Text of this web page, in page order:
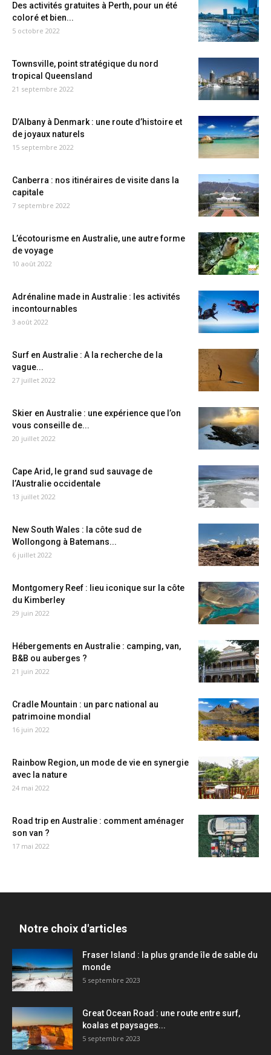
Des activités gratuites à Perth, pour un été
coloré et bien...
5 octobre 2022
Townsville, point stratégique du nord
tropical Queensland
21 septembre 2022
D’Albany à Denmark : une route d’histoire et
de joyaux naturels
15 septembre 2022
Canberra : nos itinéraires de visite dans la
capitale
7 septembre 2022
L’écotourisme en Australie, une autre forme
de voyage
10 août 2022
Adrénaline made in Australie : les activités
incontournables
3 août 2022
Surf en Australie : A la recherche de la
vague...
27 juillet 2022
Skier en Australie : une expérience que l’on
vous conseille de...
20 juillet 2022
Cape Arid, le grand sud sauvage de
l’Australie occidentale
13 juillet 2022
New South Wales : la côte sud de
Wollongong à Batemans...
6 juillet 2022
Montgomery Reef : lieu iconique sur la côte
du Kimberley
29 juin 2022
Hébergements en Australie : camping, van,
B&B ou auberges ?
21 juin 2022
Cradle Mountain : un parc national au
patrimoine mondial
16 juin 2022
Rainbow Region, un mode de vie en synergie
avec la nature
24 mai 2022
Road trip en Australie : comment aménager
son van ?
17 mai 2022
Notre choix d'articles
Fraser Island : la plus grande île de sable du
monde
5 septembre 2023
Great Ocean Road : une route entre surf,
koalas et paysages...
5 septembre 2023